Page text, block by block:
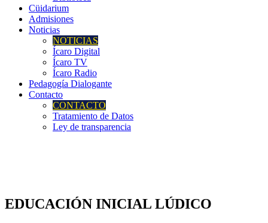
Cüidarium
Admisiones
Noticias
NOTICIAS
Ícaro Digital
Ícaro TV
Ícaro Radio
Pedagogía Dialogante
Contacto
CONTACTO
Tratamiento de Datos
Ley de transparencia
EDUCACIÓN INICIAL LÚDICO